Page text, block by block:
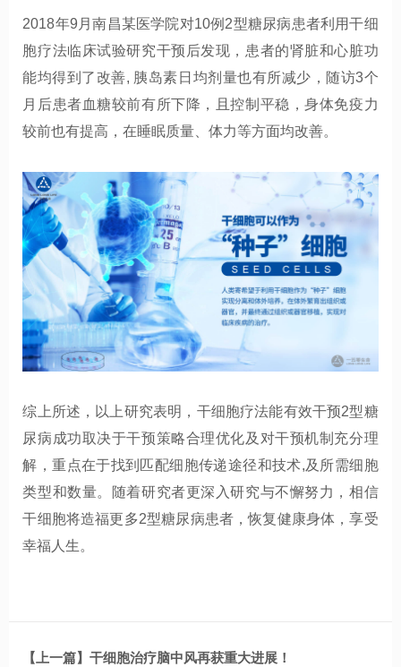
2018年9 月南昌某医学院对10例 2型糖尿病患者利用干细
胞疗法临床试验研究干预 后发现 ， 患者的肾脏和心脏功
能均得到了改善, 胰岛素日均剂量也有所减少 ，随访3个
月后患者血糖较前有所下降，且控制平稳，身体免疫力
较前也有提高，在睡眠质量、体力等方面均改善。
综上所述，以上研究表明，干细胞疗法能有效干预2型糖
尿病 成功取决于干预策略合理优化及对干预机制充分理
解，重点在于找到匹配细胞传递途径和技术,及所需细胞
类型和数量。随着研究者更深入研究与不懈努力，相信
干细胞将造福更多2型糖尿病患者，恢复健康身体，享受
幸福人生。
【上一篇】干细胞治疗脑中风再获重大进展！